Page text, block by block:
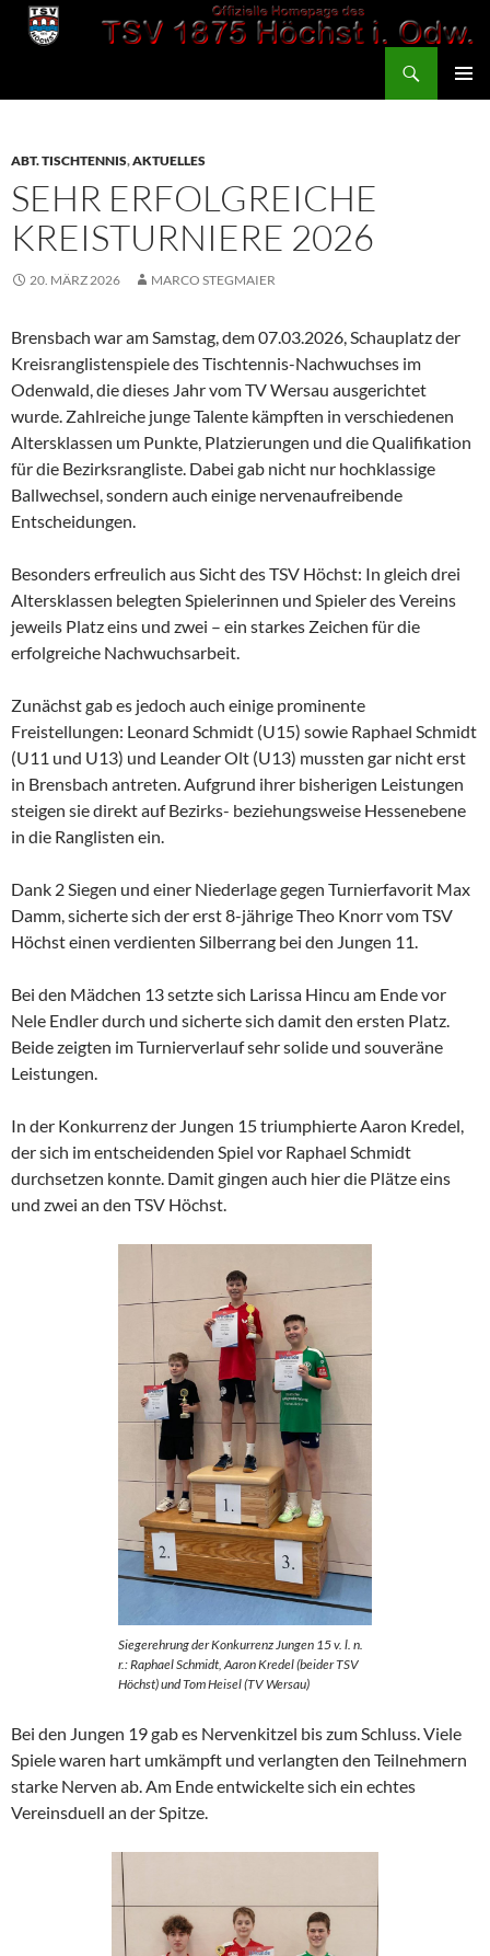
Zum
Inhalt
ABT. TISCHTENNIS,AKTUELLES
SEHR ERFOLGREICHE
KREISTURNIERE 2026
20. MÄRZ 2026 MARCO STEGMAIER
Brensbach war am Samstag, dem 07.03.2026, Schauplatz der
Kreisranglistenspiele des Tischtennis-Nachwuchses im
Odenwald, die dieses Jahr vom TV Wersau ausgerichtet
wurde. Zahlreiche junge Talente kämpften in verschiedenen
Altersklassen um Punkte, Platzierungen und die Qualifikation
für die Bezirksrangliste. Dabei gab nicht nur hochklassige
Ballwechsel, sondern auch einige nervenaufreibende
Entscheidungen.
Besonders erfreulich aus Sicht des TSV Höchst: In gleich drei
Altersklassen belegten Spielerinnen und Spieler des Vereins
jeweils Platz eins und zwei – ein starkes Zeichen für die
erfolgreiche Nachwuchsarbeit.
Zunächst gab es jedoch auch einige prominente
Freistellungen: Leonard Schmidt (U15) sowie Raphael Schmidt
(U11 und U13) und Leander Olt (U13) mussten gar nicht erst
in Brensbach antreten. Aufgrund ihrer bisherigen Leistungen
steigen sie direkt auf Bezirks- beziehungsweise Hessenebene
in die Ranglisten ein.
Dank 2 Siegen und einer Niederlage gegen Turnierfavorit Max
Damm, sicherte sich der erst 8-jährige Theo Knorr vom TSV
Höchst einen verdienten Silberrang bei den Jungen 11.
Bei den Mädchen 13 setzte sich Larissa Hincu am Ende vor
Nele Endler durch und sicherte sich damit den ersten Platz.
Beide zeigten im Turnierverlauf sehr solide und souveräne
Leistungen.
In der Konkurrenz der Jungen 15 triumphierte Aaron Kredel,
der sich im entscheidenden Spiel vor Raphael Schmidt
durchsetzen konnte. Damit gingen auch hier die Plätze eins
und zwei an den TSV Höchst.
Siegerehrung der Konkurrenz Jungen 15 v. l. n.
r.: Raphael Schmidt, Aaron Kredel (beider TSV
Höchst) und Tom Heisel (TV Wersau)
Bei den Jungen 19 gab es Nervenkitzel bis zum Schluss. Viele
Spiele waren hart umkämpft und verlangten den Teilnehmern
starke Nerven ab. Am Ende entwickelte sich ein echtes
Vereinsduell an der Spitze.